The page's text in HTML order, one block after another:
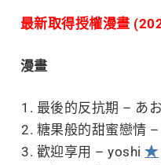
最新取得授權漫畫
漫畫
最後的反抗期 – あ
糖果般的甜蜜戀情
歡迎享用 – yoshi★